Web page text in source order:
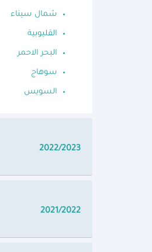
شمال سيناء
القليوبية
البحر الاحمر
سوهاج
السويس
2022/2023
2021/2022